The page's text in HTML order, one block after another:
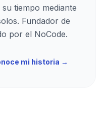
tiempo mediante
Fundador de
por el NoCode.
mi historia →